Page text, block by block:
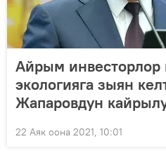
Айрым инвесторлор
экологияга зыян
Жапаровдун
22 Аяк оона 2021, 10:01